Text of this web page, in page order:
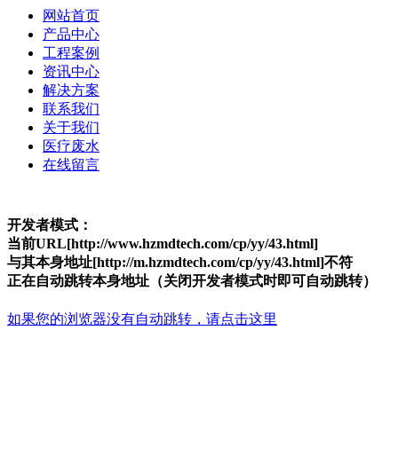
网站首页
产品中心
工程案例
资讯中心
解决方案
联系我们
关于我们
医疗废水
在线留言
开发者模式：
当前URL[http://www.hzmdtech.com/cp/yy/43.html]
与其本身地址[http://m.hzmdtech.com/cp/yy/43.html]不符
正在自动跳转本身地址（关闭开发者模式时即可自动跳转）
如果您的浏览器没有自动跳转，请点击这里